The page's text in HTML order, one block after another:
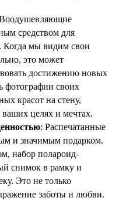
средством для
Когда мы видим свои
это может
достижению новых
фотографии своих
красот на стену,
целях и мечтах.
: Распечатанные
и значимым подарком.
набор полароид-
снимок в рамку и
Это не только
заботы и любви.